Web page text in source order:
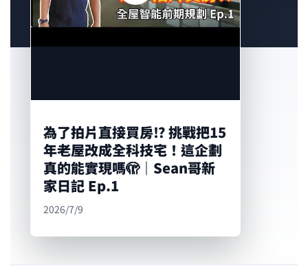
站
為了拍片直接買房⁉️ 挑戰把15
年老屋改成全科技宅！這企劃
真的能實現嗎🫣｜Sean哥新
家日記 Ep.1
2026/7/9